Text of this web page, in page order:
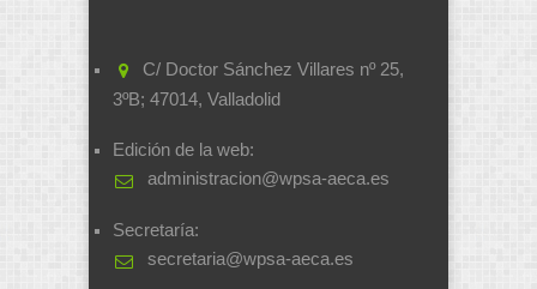
C/ Doctor Sánchez Villares nº 25,
3ºB; 47014, Valladolid
Edición de la web:
administracion@wpsa-aeca.es
Secretaría:
secretaria@wpsa-aeca.es